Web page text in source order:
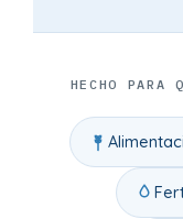
HECHO PARA